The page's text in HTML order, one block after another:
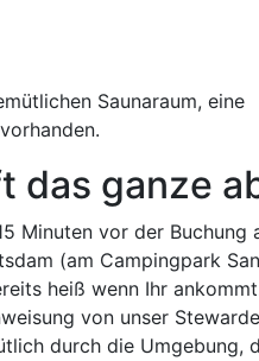
Saunaraum, eine
das ganze
Minuten vor der Buchung
(am Campingpark
heiß wenn Ihr
von unser
durch die Umgebung,